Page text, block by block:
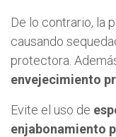
De lo contrario, la
causando
protectora.
envejecimiento
Evite el uso de
enjabonamiento